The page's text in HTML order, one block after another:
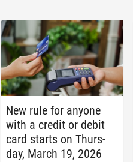
New rule for anyone
with a credit or debit
card starts on Thurs­
day, March 19, 2026